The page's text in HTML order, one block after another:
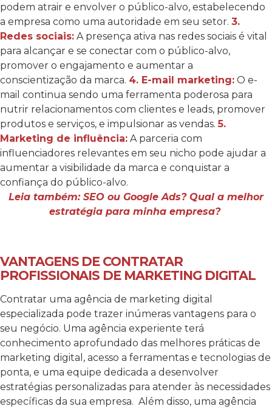
podem atrair e envolver o público-alvo, estabelecendo
a empresa como uma autoridade em seu setor. 3.
Redes sociais: A presença ativa nas redes sociais é vital
para alcançar e se conectar com o público-alvo,
promover o engajamento e aumentar a
conscientização da marca. 4. E-mail marketing: O e-
mail continua sendo uma ferramenta poderosa para
nutrir relacionamentos com clientes e leads, promover
produtos e serviços, e impulsionar as vendas. 5.
Marketing de influência: A parceria com
influenciadores relevantes em seu nicho pode ajudar a
aumentar a visibilidade da marca e conquistar a
confiança do público-alvo.
Leia também: SEO ou Google Ads? Qual a melhor
estratégia para minha empresa?
VANTAGENS DE CONTRATAR
PROFISSIONAIS DE MARKETING DIGITAL
Contratar uma agência de marketing digital
especializada pode trazer inúmeras vantagens para o
seu negócio. Uma agência experiente terá
conhecimento aprofundado das melhores práticas de
marketing digital, acesso a ferramentas e tecnologias de
ponta, e uma equipe dedicada a desenvolver
estratégias personalizadas para atender às necessidades
específicas da sua empresa. Além disso, uma agência